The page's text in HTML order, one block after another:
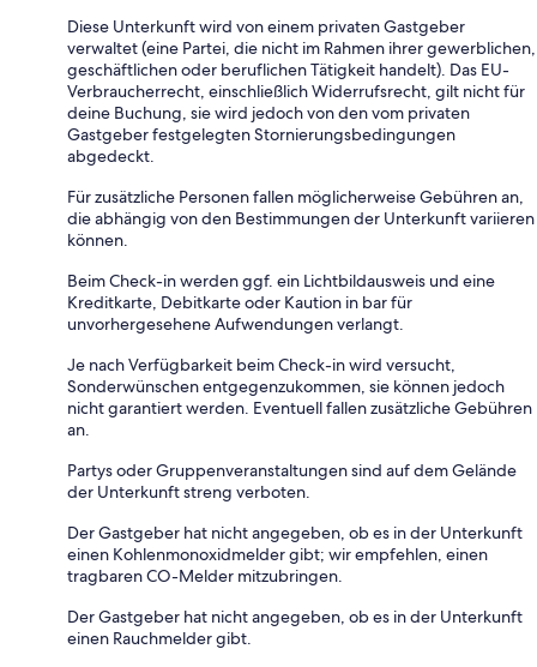
Diese Unterkunft wird von einem privaten Gastgeber
verwaltet (eine Partei, die nicht im Rahmen ihrer gewerblichen,
geschäftlichen oder beruflichen Tätigkeit handelt). Das EU-
Verbraucherrecht, einschließlich Widerrufsrecht, gilt nicht für
deine Buchung, sie wird jedoch von den vom privaten
Gastgeber festgelegten Stornierungsbedingungen
abgedeckt.
Für zusätzliche Personen fallen möglicherweise Gebühren an,
die abhängig von den Bestimmungen der Unterkunft variieren
können.
Beim Check-in werden ggf. ein Lichtbildausweis und eine
Kreditkarte, Debitkarte oder Kaution in bar für
unvorhergesehene Aufwendungen verlangt.
Je nach Verfügbarkeit beim Check-in wird versucht,
Sonderwünschen entgegenzukommen, sie können jedoch
nicht garantiert werden. Eventuell fallen zusätzliche Gebühren
an.
Partys oder Gruppenveranstaltungen sind auf dem Gelände
der Unterkunft streng verboten.
Der Gastgeber hat nicht angegeben, ob es in der Unterkunft
einen Kohlenmonoxidmelder gibt; wir empfehlen, einen
tragbaren CO-Melder mitzubringen.
Der Gastgeber hat nicht angegeben, ob es in der Unterkunft
einen Rauchmelder gibt.